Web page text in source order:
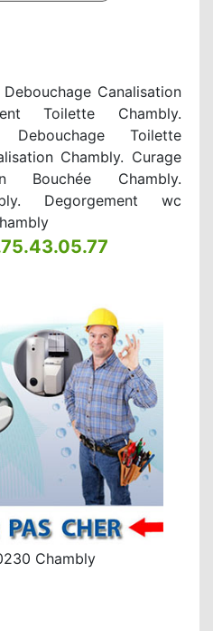
Canalisation
Toilette Chambly.
Debouchage Toilette
Chambly. Curage
Bouchée Chambly.
Degorgement wc
Chambly